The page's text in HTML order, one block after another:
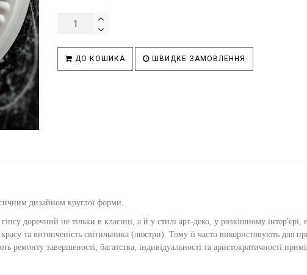
ДО КОШИКА ШВИДКЕ ЗАМОВЛЕННЯ
дизайном круглої форми.
доречний не тільки в класиці, а й у стилі арт-деко, у розкішному інтер'єрі,
та витонченість світильника (люстри). Тому її часто використовують для
завершеності, багатства, індивідуальності та аристократичності